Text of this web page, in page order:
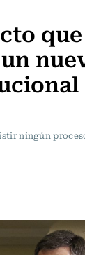
que
ningún